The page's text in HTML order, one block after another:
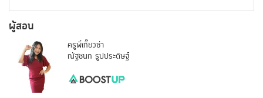
ผู้สอน
ครูพี่เกี๊ยวซ่า
ณัฐชนก รูปประดิษฐ์